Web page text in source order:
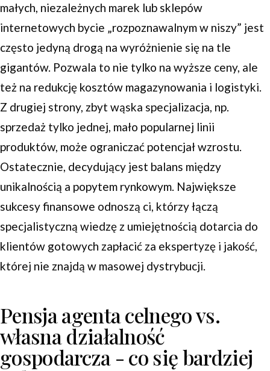
małych, niezależnych marek lub sklepów
internetowych bycie „rozpoznawalnym w niszy” jest
często jedyną drogą na wyróżnienie się na tle
gigantów. Pozwala to nie tylko na wyższe ceny, ale
też na redukcję kosztów magazynowania i logistyki.
Z drugiej strony, zbyt wąska specjalizacja, np.
sprzedaż tylko jednej, mało popularnej linii
produktów, może ograniczać potencjał wzrostu.
Ostatecznie, decydujący jest balans między
unikalnością a popytem rynkowym. Największe
sukcesy finansowe odnoszą ci, którzy łączą
specjalistyczną wiedzę z umiejętnością dotarcia do
klientów gotowych zapłacić za ekspertyzę i jakość,
której nie znajdą w masowej dystrybucji.
Pensja agenta celnego vs.
własna działalność
gospodarcza - co się bardziej